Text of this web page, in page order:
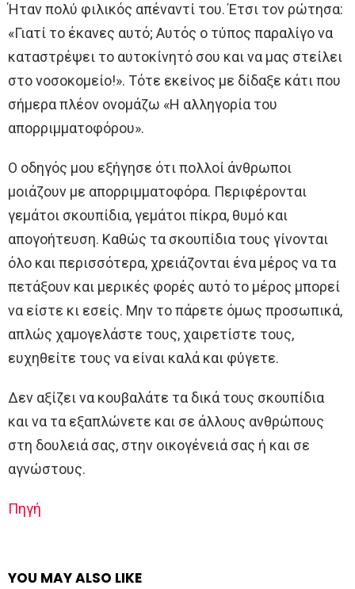
Ήταν πολύ φιλικός απέναντί του. Έτσι τον ρώτησα:
«Γιατί το έκανες αυτό; Αυτός ο τύπος παραλίγο να
καταστρέψει το αυτοκίνητό σου και να μας στείλει
στο νοσοκομείο!». Τότε εκείνος με δίδαξε κάτι που
σήμερα πλέον ονομάζω «Η αλληγορία του
απορριμματοφόρου».
Ο οδηγός μου εξήγησε ότι πολλοί άνθρωποι
μοιάζουν με απορριμματοφόρα. Περιφέρονται
γεμάτοι σκουπίδια, γεμάτοι πίκρα, θυμό και
απογοήτευση. Καθώς τα σκουπίδια τους γίνονται
όλο και περισσότερα, χρειάζονται ένα μέρος να τα
πετάξουν και μερικές φορές αυτό το μέρος μπορεί
να είστε κι εσείς. Μην το πάρετε όμως προσωπικά,
απλώς χαμογελάστε τους, χαιρετίστε τους,
ευχηθείτε τους να είναι καλά και φύγετε.
Δεν αξίζει να κουβαλάτε τα δικά τους σκουπίδια
και να τα εξαπλώνετε και σε άλλους ανθρώπους
στη δουλειά σας, στην οικογένειά σας ή και σε
αγνώστους.
Πηγή
YOU MAY ALSO LIKE